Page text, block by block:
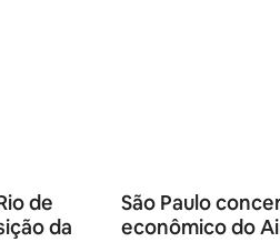
de
da
São Paulo
econômico do